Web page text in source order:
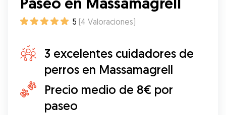
5 (4 Valoraciones)
3 excelentes cuidadores de
perros en Massamagrell
Precio medio de 8€ por
paseo